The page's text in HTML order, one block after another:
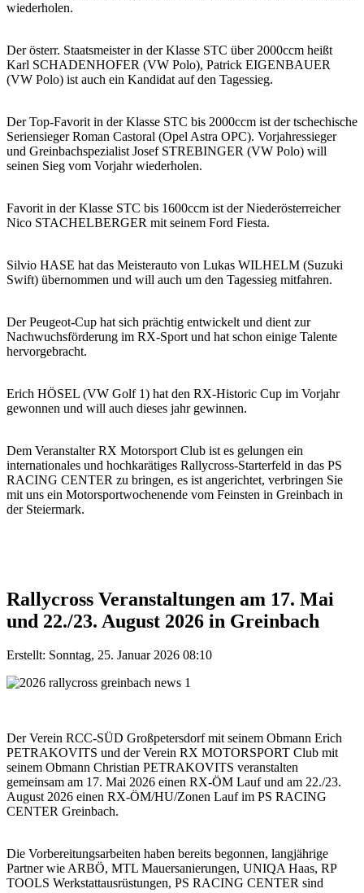
wiederholen.
Der österr. Staatsmeister in der Klasse STC über 2000ccm heißt
Karl SCHADENHOFER (VW Polo), Patrick EIGENBAUER
(VW Polo) ist auch ein Kandidat auf den Tagessieg.
Der Top-Favorit in der Klasse STC bis 2000ccm ist der tschechische
Seriensieger Roman Castoral (Opel Astra OPC). Vorjahressieger
und Greinbachspezialist Josef STREBINGER (VW Polo) will
seinen Sieg vom Vorjahr wiederholen.
Favorit in der Klasse STC bis 1600ccm ist der Niederösterreicher
Nico STACHELBERGER mit seinem Ford Fiesta.
Silvio HASE hat das Meisterauto von Lukas WILHELM (Suzuki
Swift) übernommen und will auch um den Tagessieg mitfahren.
Der Peugeot-Cup hat sich prächtig entwickelt und dient zur
Nachwuchsförderung im RX-Sport und hat schon einige Talente
hervorgebracht.
Erich HÖSEL (VW Golf 1) hat den RX-Historic Cup im Vorjahr
gewonnen und will auch dieses jahr gewinnen.
Dem Veranstalter RX Motorsport Club ist es gelungen ein
internationales und hochkarätiges Rallycross-Starterfeld in das PS
RACING CENTER zu bringen, es ist angerichtet, verbringen Sie
mit uns ein Motorsportwochenende vom Feinsten in Greinbach in
der Steiermark.
Rallycross Veranstaltungen am 17. Mai
und 22./23. August 2026 in Greinbach
Erstellt: Sonntag, 25. Januar 2026 08:10
Der Verein RCC-SÜD Großpetersdorf mit seinem Obmann Erich
PETRAKOVITS und der Verein RX MOTORSPORT Club mit
seinem Obmann Christian PETRAKOVITS veranstalten
gemeinsam am 17. Mai 2026 einen RX-ÖM Lauf und am 22./23.
August 2026 einen RX-ÖM/HU/Zonen Lauf im PS RACING
CENTER Greinbach.
Die Vorbereitungsarbeiten haben bereits begonnen, langjährige
Partner wie ARBÖ, MTL Mauersanierungen, UNIQA Haas, RP
TOOLS Werkstattausrüstungen, PS RACING CENTER sind